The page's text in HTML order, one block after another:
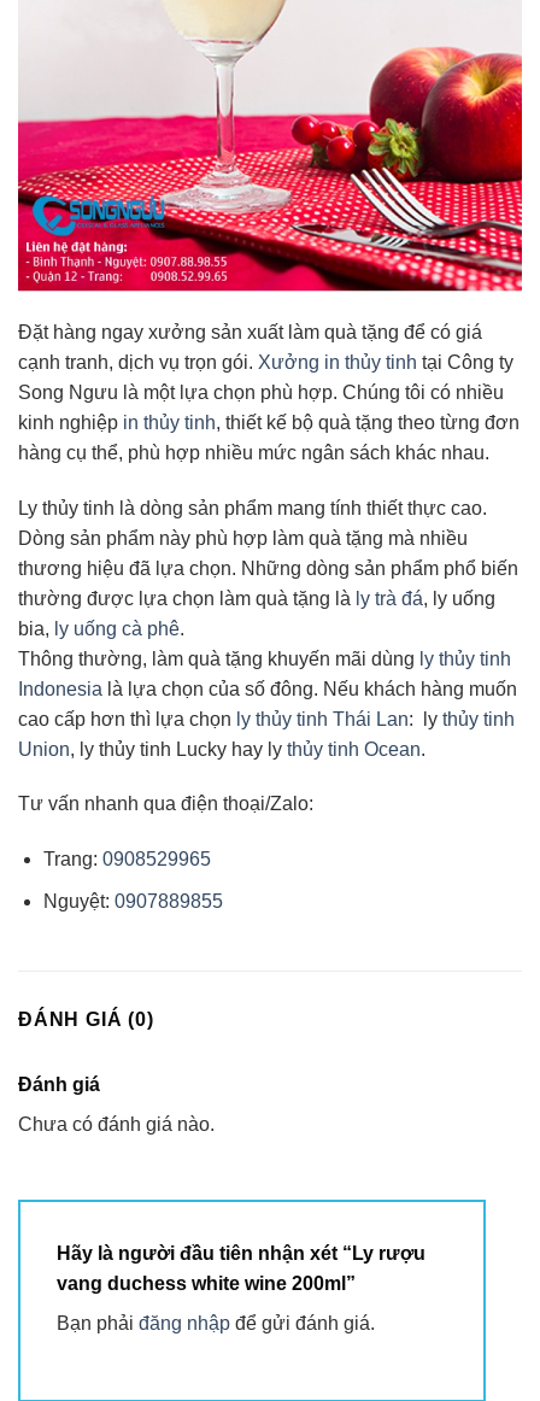
Đặt hàng ngay xưởng sản xuất làm quà tặng để có giá
cạnh tranh, dịch vụ trọn gói. Xưởng in thủy tinh tại Công ty
Song Ngưu là một lựa chọn phù hợp. Chúng tôi có nhiều
kinh nghiệp in thủy tinh, thiết kế bộ quà tặng theo từng đơn
hàng cụ thể, phù hợp nhiều mức ngân sách khác nhau.
Ly thủy tinh là dòng sản phẩm mang tính thiết thực cao.
Dòng sản phẩm này phù hợp làm quà tặng mà nhiều
thương hiệu đã lựa chọn. Những dòng sản phẩm phổ biến
thường được lựa chọn làm quà tặng là ly trà đá, ly uống
bia, ly uống cà phê.
Thông thường, làm quà tặng khuyến mãi dùng ly thủy tinh
Indonesia là lựa chọn của số đông. Nếu khách hàng muốn
cao cấp hơn thì lựa chọn ly thủy tinh Thái Lan: ly thủy tinh
Union, ly thủy tinh Lucky hay ly thủy tinh Ocean.
Tư vấn nhanh qua điện thoại/Zalo:
Trang: 0908529965
Nguyệt: 0907889855
ĐÁNH GIÁ (0)
Đánh giá
Chưa có đánh giá nào.
Hãy là người đầu tiên nhận xét “Ly rượu
vang duchess white wine 200ml”
Bạn phải đăng nhập để gửi đánh giá.